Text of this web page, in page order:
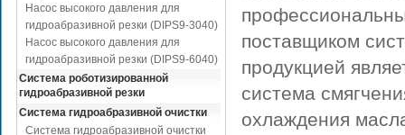
Насос высокого давления для
гидроабразивной резки (DIPS9-3040)
Насос высокого давления для
гидроабразивной резки (DIPS9-6040)
Система роботизированной
гидроабразивной резки
Система гидроабразивной очистки
Система гидроабразивной очистки
поставщиком
продукцией
система
охлаждения